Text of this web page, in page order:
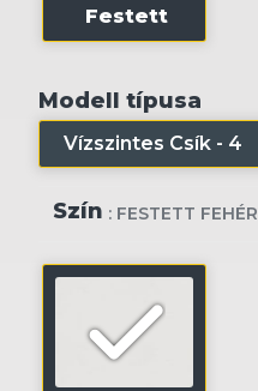
Festett
Modell típusa
Szín : FESTETT FEHÉR